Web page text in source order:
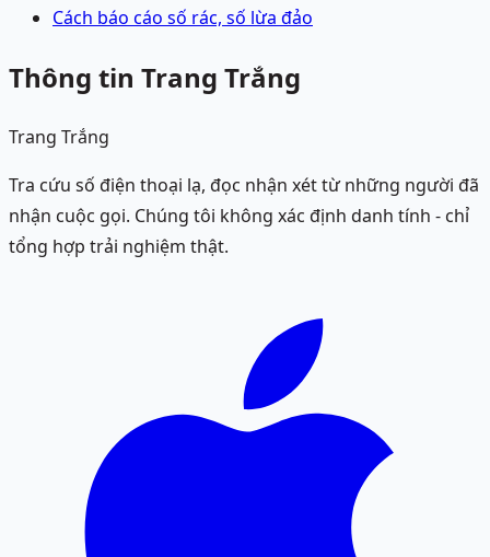
Cách báo cáo số rác, số lừa đảo
Thông tin Trang Trắng
Trang Trắng
Tra cứu số điện thoại lạ, đọc nhận xét từ những người đã
nhận cuộc gọi. Chúng tôi không xác định danh tính - chỉ
tổng hợp trải nghiệm thật.